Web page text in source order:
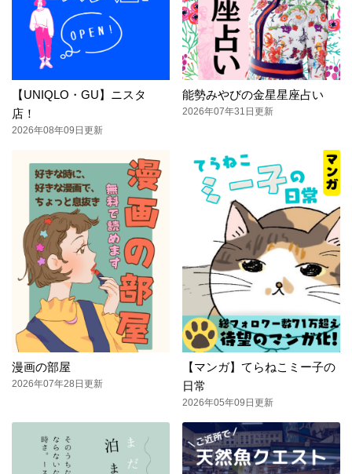
【UNIQLO・GU】ニスタ
店！
2026年08年09日更新
能勢みやびの金星星座占い
2026年07年31日更新
漫画の部屋
2026年07年28日更新
【マンガ】てらねこミー子の
日常
2026年05年09日更新